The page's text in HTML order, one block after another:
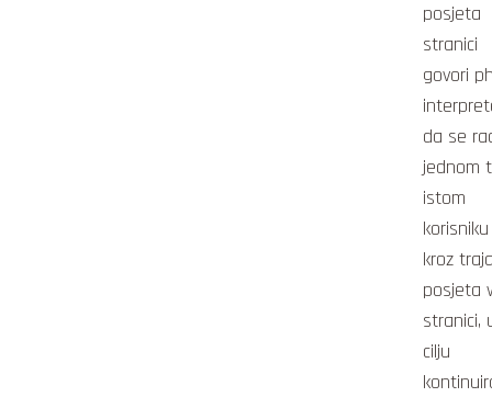
posjeta
stranici
govori
da se
jednom
istom
korisniku
kroz
posjeta
stranici,
cilju